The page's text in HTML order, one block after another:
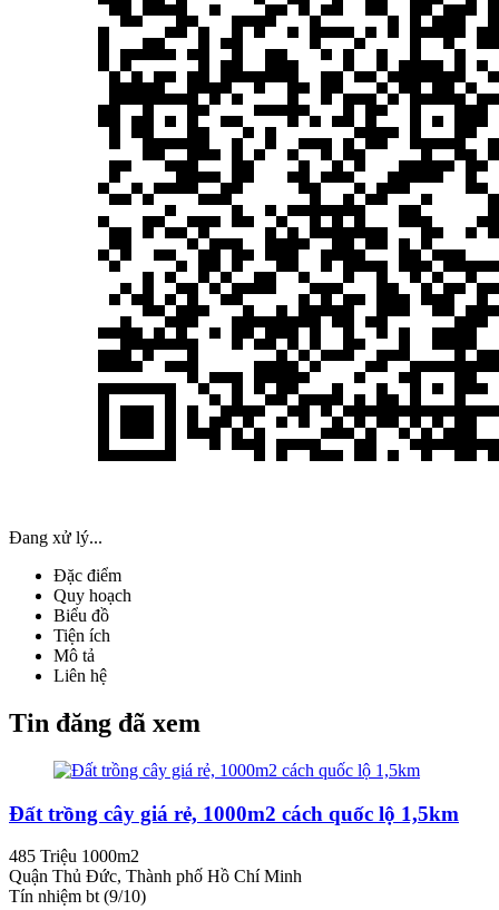
Đang xử lý...
Đặc điểm
Quy hoạch
Biểu đồ
Tiện ích
Mô tả
Liên hệ
Tin đăng đã xem
Đất trồng cây giá rẻ, 1000m2 cách quốc lộ 1,5km
485 Triệu 1000m2
Quận Thủ Đức, Thành phố Hồ Chí Minh
Tín nhiệm bt (9/10)